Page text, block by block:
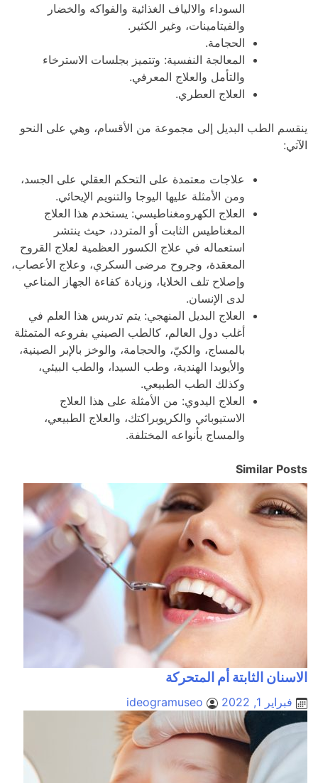
السوداء والالياف الغذائية والفواكه والخضار
والفيتامينات، وغير الكثير.
الحجامة.
المعالجة النفسية: وتتميز بجلسات الاسترخاء
والتأمل والعلاج المعرفي.
العلاج العطري.
ينقسم الطب البديل إلى مجموعة من الأقسام، وهي على النحو
الآتي:
علاجات معتمدة على التحكم العقلي على الجسد،
ومن الأمثلة عليها اليوجا والتنويم الإيحائي.
العلاج الكهرومغناطيسي: يستخدم هذا العلاج
المغناطيس الثابت أو المتردد، حيث ينتشر
استعماله في علاج الكسور العظمية لعلاج القروح
المعقدة، وجروح مرضى السكري، وعلاج الأعصاب،
وإصلاح تلف الخلايا، وزيادة كفاءة الجهاز المناعي
لدى الإنسان.
العلاج البديل المنهجي: يتم تدريس هذا العلم في
أغلب دول العالم، كالطب الصيني بفروعه المتمثلة
بالمساج، والكيّ، والحجامة، والوخز بالإبر الصينية،
والأيوبدا الهندية، وطب السيدا، والطب البيئي،
وكذلك الطب الطبيعي.
العلاج اليدوي: من الأمثلة على هذا العلاج
الاستيوباثي والكريوبراكتك، والعلاج الطبيعي،
والمساج بأنواعه المختلفة.
Similar Posts
الاسنان الثابتة أم المتحركة
فبراير 1, 2022 ideogramuseo